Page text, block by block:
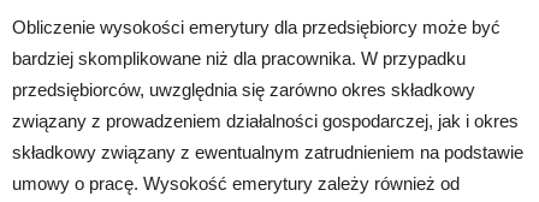
Obliczenie wysokości emerytury dla przedsiębiorcy może być
bardziej skomplikowane niż dla pracownika. W przypadku
przedsiębiorców, uwzględnia się zarówno okres składkowy
związany z prowadzeniem działalności gospodarczej, jak i okres
składkowy związany z ewentualnym zatrudnieniem na podstawie
umowy o pracę. Wysokość emerytury zależy również od